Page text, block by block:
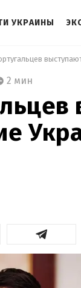
УКРАИНЫ
2 мин